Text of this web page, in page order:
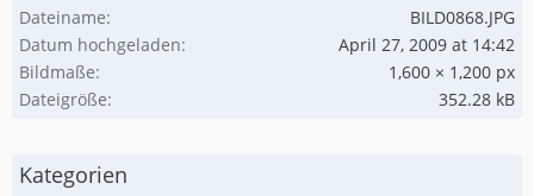
Dateiname
BILD0868.JPG
Datum hochgeladen
April 27, 2009 at 14:42
Bildmaße
1,600 × 1,200 px
Dateigröße
352.28 kB
Kategorien